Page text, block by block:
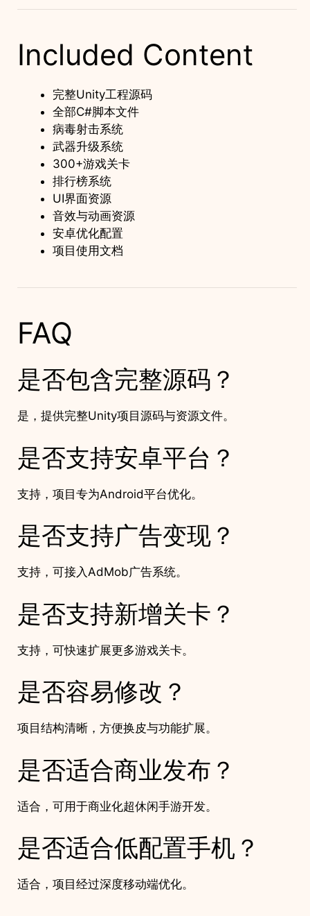
Included Content
完整Unity工程源码
全部C#脚本文件
病毒射击系统
武器升级系统
300+游戏关卡
排行榜系统
UI界面资源
音效与动画资源
安卓优化配置
项目使用文档
FAQ
是否包含完整源码？
是，提供完整Unity项目源码与资源文件。
是否支持安卓平台？
支持，项目专为Android平台优化。
是否支持广告变现？
支持，可接入AdMob广告系统。
是否支持新增关卡？
支持，可快速扩展更多游戏关卡。
是否容易修改？
项目结构清晰，方便换皮与功能扩展。
是否适合商业发布？
适合，可用于商业化超休闲手游开发。
是否适合低配置手机？
适合，项目经过深度移动端优化。